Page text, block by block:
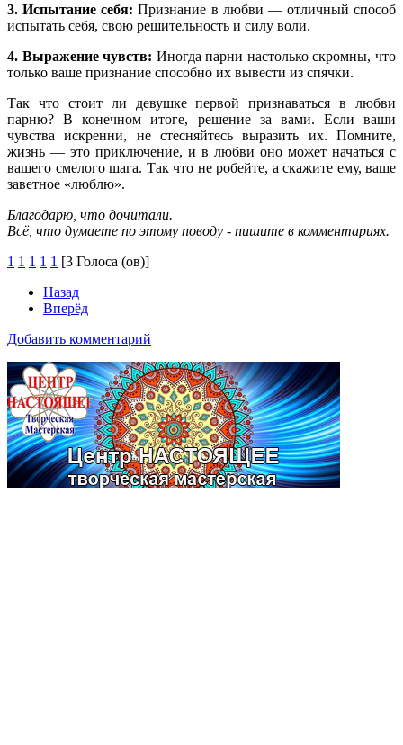
3. Испытание себя: Признание в любви — отличный способ
испытать себя, свою решительность и силу воли.
4. Выражение чувств: Иногда парни настолько скромны, что
только ваше признание способно их вывести из спячки.
Так что стоит ли девушке первой признаваться в любви
парню? В конечном итоге, решение за вами. Если ваши
чувства искренни, не стесняйтесь выразить их. Помните,
жизнь — это приключение, и в любви оно может начаться с
вашего смелого шага. Так что не робейте, а скажите ему, ваше
заветное «люблю».
Благодарю, что дочитали.
Всё, что думаете по этому поводу - пишите в комментариях.
1 1 1 1 1 [3 Голоса (ов)]
Назад
Вперёд
Добавить комментарий